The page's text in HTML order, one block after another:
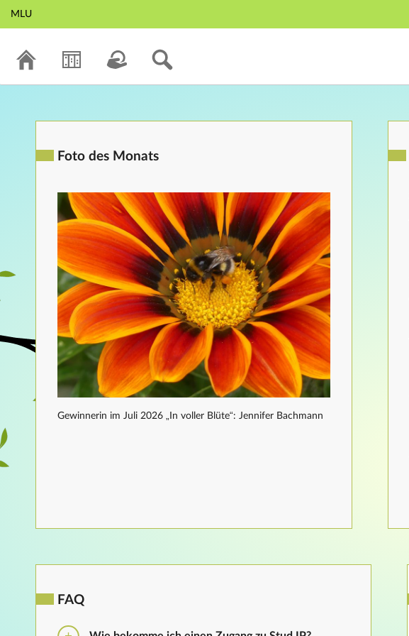
MLU
Foto des Monats
Gewinnerin im Juli 2026 „In voller Blüte“: Jennifer Bachmann
FAQ